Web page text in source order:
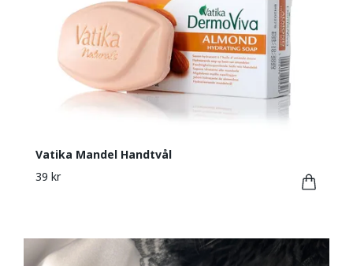
Vatika Mandel Handtvål
39 kr